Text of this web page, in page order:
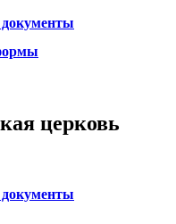
церковь